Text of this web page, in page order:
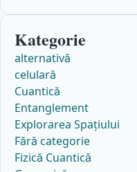
Kategorie
alternativă
celulară
Cuantică
Entanglement
Explorarea Spațiului
Fără categorie
Fizică Cuantică